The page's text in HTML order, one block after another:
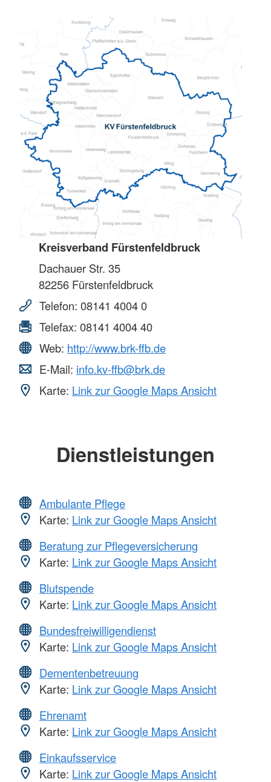
Kreisverband Fürstenfeldbruck
Dachauer Str. 35
82256 Fürstenfeldbruck
Telefon: 08141 4004 0
Telefax: 08141 4004 40
Web: http://www.brk-ffb.de
E-Mail: info.kv-ffb@brk.de
Karte: Link zur Google Maps Ansicht
Dienstleistungen
Ambulante Pflege
Karte: Link zur Google Maps Ansicht
Beratung zur Pflegeversicherung
Karte: Link zur Google Maps Ansicht
Blutspende
Karte: Link zur Google Maps Ansicht
Bundesfreiwilligendienst
Karte: Link zur Google Maps Ansicht
Dementenbetreuung
Karte: Link zur Google Maps Ansicht
Ehrenamt
Karte: Link zur Google Maps Ansicht
Einkaufsservice
Karte: Link zur Google Maps Ansicht